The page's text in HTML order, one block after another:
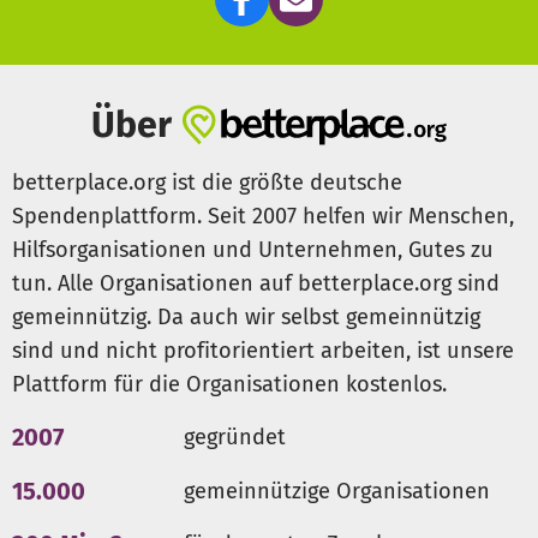
jedoch noch nutzbare Trainings- oder
packen und nach Kuba senden könnten. Kontaktiert uns
gerne unter b.rothweil@roter-stern.berlin
Konkret suchen wir noch u.a.
– Boxhandschuhe
– Trillerpfeifen
– Stoppuhren
– Springseile
– Bandagen
– Mundschutz
– Kopfschutz (verschiedene Farben)
– Tiefschutz
– Pratzen
– Pulsmesser
Über
betterplace.org ist die größte deutsche
Spendenplattform. Seit 2007 helfen wir Menschen,
Hilfsorganisationen und Unternehmen, Gutes zu
tun. Alle Organisationen auf betterplace.org sind
gemeinnützig. Da auch wir selbst gemeinnützig
sind und nicht profitorientiert arbeiten, ist unsere
Plattform für die Organisationen kostenlos.
2007 gegründet
15.000 gemeinnützige Organisationen